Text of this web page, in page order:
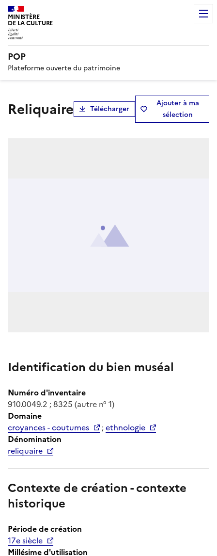
MINISTÈRE
DE LA CULTURE
POP
Plateforme ouverte du patrimoine
reliquaire Télécharger
Ajouter à ma
sélection
Identification du bien muséal
Numéro d'inventaire
910.0049.2 ; 8325 (autre n° 1)
Domaine
croyances - coutumes
;ethnologie
Dénomination
reliquaire
Contexte de création - contexte
historique
Période de création
17e siècle
Millésime d'utilisation